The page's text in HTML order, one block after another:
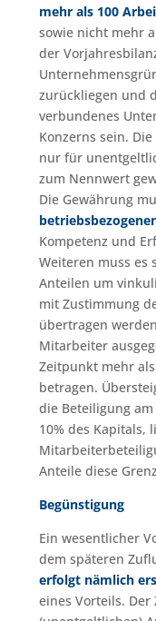
mehr als 100
sowie nicht mehr
der
zurückliegen und
verbundenes
Konzerns sein.
nur für
zum Nennwert
Die Gewährung
Kompetenz und
Weiteren muss es
Anteilen um
mit Zustimmung
übertragen
Mitarbeiter
Zeitpunkt mehr
betragen.
die Beteiligung
10% des Kapitals,
Anteile diese
Begünstigung
Ein wesentlicher
dem späteren
erfolgt nämlich
eines Vorteils.